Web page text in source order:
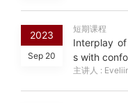
2023
Sep 20
短期课程
Interplay
s with
主讲人 :